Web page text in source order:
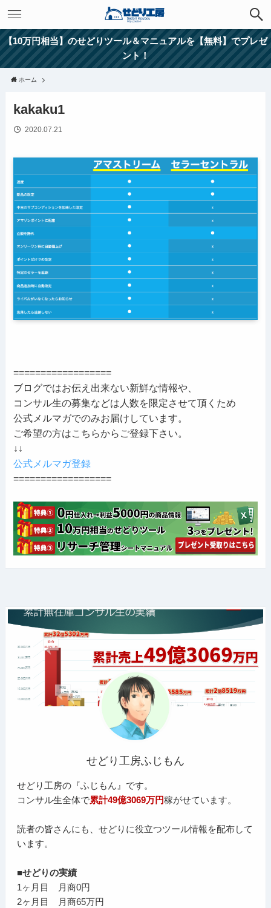
【10万円相当】のせどりツール＆マニュアルを【無料】でプレゼ
ント！
ホーム
kakaku1
2020.07.21
==================
ブログではお伝え出来ない新鮮な情報や、
コンサル生の募集などは人数を限定させて頂くため
公式メルマガでのみお届けしています。
ご希望の方はこちらからご登録下さい。
↓↓
公式メルマガ登録
==================
せどり工房ふじもん
せどり工房の『ふじもん』です。
コンサル生全体で累計49億3069万円稼がせています。
読者の皆さんにも、せどりに役立つツール情報を配布して
います。
■せどりの実績
1ヶ月目 月商0円
2ヶ月目 月商65万円